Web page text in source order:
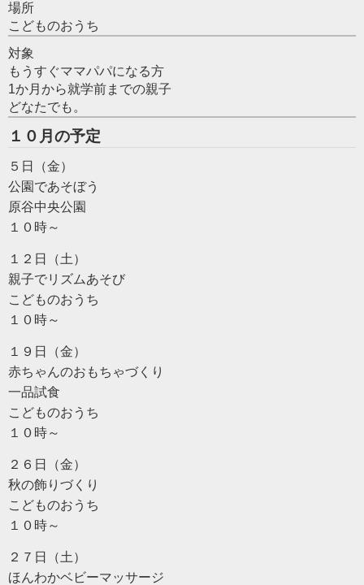
場所
こどものおうち
対象
もうすぐママパパになる方
1か月から就学前までの親子
どなたでも。
１０月の予定
５日（金）
公園であそぼう
原谷中央公園
１０時～
１２日（土）
親子でリズムあそび
こどものおうち
１０時～
１９日（金）
赤ちゃんのおもちゃづくり
一品試食
こどものおうち
１０時～
２６日（金）
秋の飾りづくり
こどものおうち
１０時～
２７日（土）
ほんわかベビーマッサージ